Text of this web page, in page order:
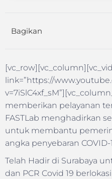
Bagikan
link=”https://
memberikan pelayanan
FASTLab menghadirkan
untuk membantu
angka penyebaran COVID-
Telah Hadir di Surabaya
dan PCR Covid 19